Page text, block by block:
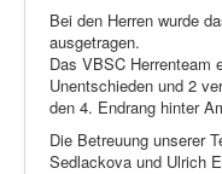
Bei den Herren wurde
ausgetragen.
Das VBSC Herrenteam
Unentschieden und 2
den 4. Endrang hinter
Die Betreuung unserer
Sedlackova und Ulrich